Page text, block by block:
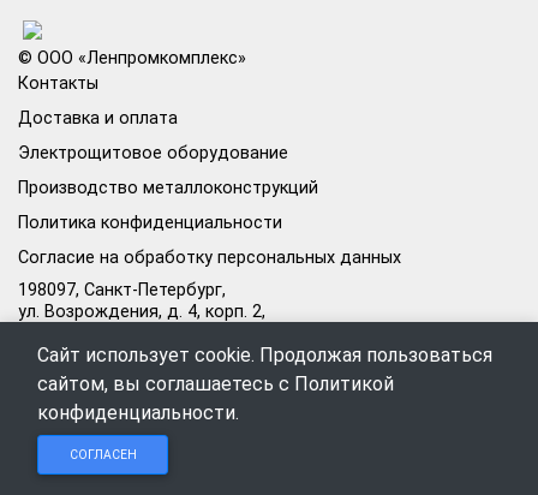
© ООО «Ленпромкомплекс»
Контакты
Доставка и оплата
Электрощитовое оборудование
Производство металлоконструкций
Политика конфиденциальности
Согласие на обработку персональных данных
198097, Санкт-Петербург,
ул. Возрождения, д. 4, корп. 2,
Режим работы офиса:
Пн–Пт: 09:00–18:00
+7 (812) 309-98-44
Сайт использует cookie. Продолжая пользоваться
сайтом, вы соглашаетесь с Политикой
конфиденциальности.
СОГЛАСЕН